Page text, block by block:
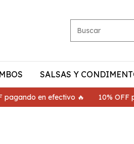
SALSAS Y
en efectivo 🔥 10% OFF